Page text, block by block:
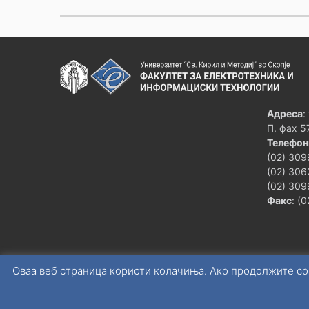
Шифра Предмет
Програмата нема
Изборните
Изборните предмети 3
3ФЕИТ00 Магистерска работа
Истражувачки проект
применета математика
Методи на
Универзитетски
Адреса:
П. фах
(02)
(02)
(02)
Факс:
Оваа веб страница користи колачиња. Ако продолжите